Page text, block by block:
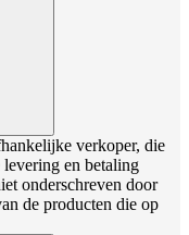
verkoper, die
en betaling
onderschreven door
de producten die op